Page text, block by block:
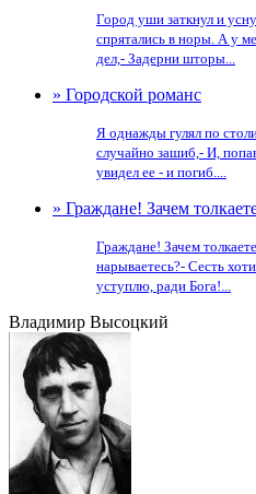
Город уши заткнул и
спрятались в норы. А у
дел,- Задерни шторы...
» Городской романс
Я однажды гулял по
случайно зашиб,- И,
увидел ее - и погиб....
» Граждане! Зачем
Граждане! Зачем
нарываетесь?- Сесть
уступлю, ради Бога!...
Владимир Высоцкий